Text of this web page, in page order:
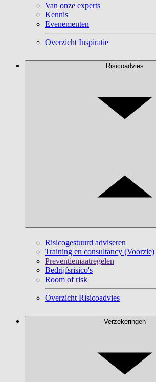
Van onze experts
Kennis
Evenementen
Overzicht Inspiratie
Risicoadvies
Risicogestuurd adviseren
Training en consultancy (Voorzie)
Preventiemaatregelen
Bedrijfsrisico's
Room of risk
Overzicht Risicoadvies
Verzekeringen